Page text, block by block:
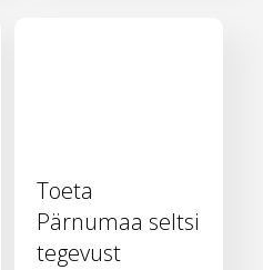
Toeta
Pärnumaa seltsi
tegevust